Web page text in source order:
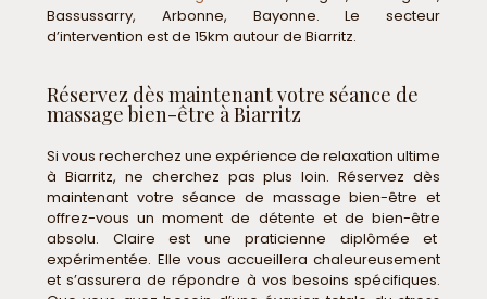
Bassussarry, Arbonne, Bayonne. Le secteur
d’intervention est de 15km autour de Biarritz.
Réservez dès maintenant votre séance de
massage bien-être à Biarritz
Si vous recherchez une expérience de relaxation ultime
à Biarritz, ne cherchez pas plus loin. Réservez dès
maintenant votre séance de massage bien-être et
offrez-vous un moment de détente et de bien-être
absolu. Claire est une praticienne diplômée et
expérimentée. Elle vous accueillera chaleureusement
et s’assurera de répondre à vos besoins spécifiques.